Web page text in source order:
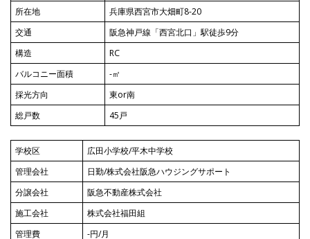
所在地
兵庫県西宮市大畑町8-20
交通
阪急神戸線「西宮北口」駅徒歩9分
構造
RC
バルコニー面積
-㎡
採光方向
東or南
総戸数
45戸
学校区
広田小学校/平木中学校
管理会社
日勤/株式会社阪急ハウジングサポート
分譲会社
阪急不動産株式会社
施工会社
株式会社福田組
管理費
-円/月